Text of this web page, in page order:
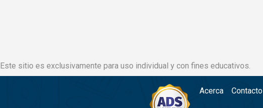
Este sitio es exclusivamente para uso individual y con fines educativos.
Acerca Contacto